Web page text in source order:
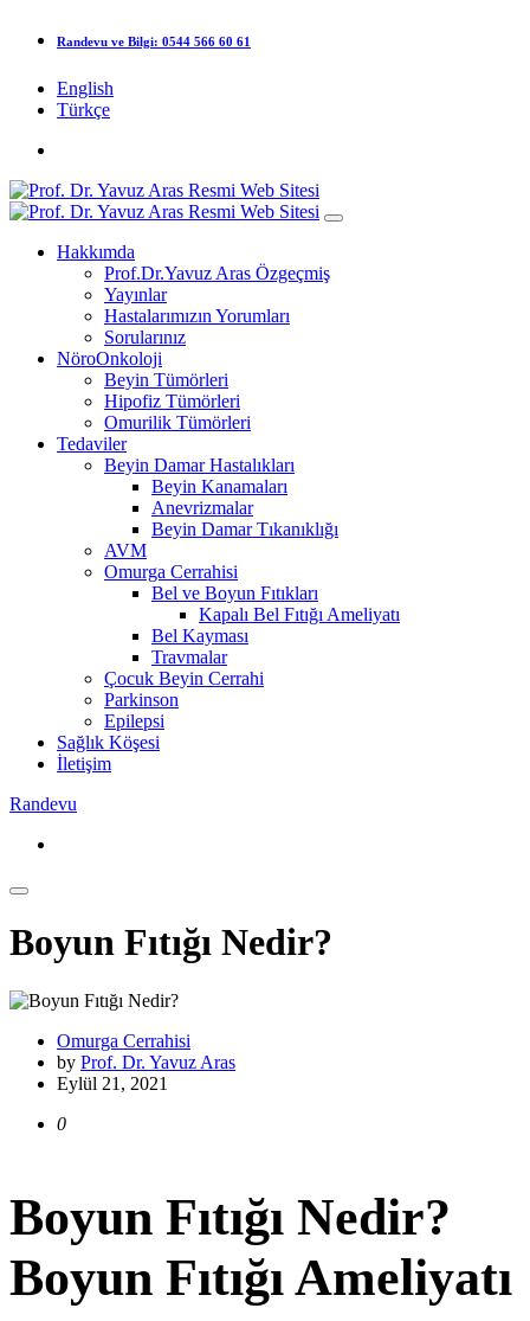
Randevu ve Bilgi: 0544 566 60 61
English
Türkçe
Hakkımda
Prof.Dr.Yavuz Aras Özgeçmiş
Yayınlar
Hastalarımızın Yorumları
Sorularınız
NöroOnkoloji
Beyin Tümörleri
Hipofiz Tümörleri
Omurilik Tümörleri
Tedaviler
Beyin Damar Hastalıkları
Beyin Kanamaları
Anevrizmalar
Beyin Damar Tıkanıklığı
AVM
Omurga Cerrahisi
Bel ve Boyun Fıtıkları
Kapalı Bel Fıtığı Ameliyatı
Bel Kayması
Travmalar
Çocuk Beyin Cerrahi
Parkinson
Epilepsi
Sağlık Köşesi
İletişim
Randevu
Boyun Fıtığı Nedir?
Omurga Cerrahisi
by Prof. Dr. Yavuz Aras
Eylül 21, 2021
0
Boyun Fıtığı Nedir?
Boyun Fıtığı Ameliyatı